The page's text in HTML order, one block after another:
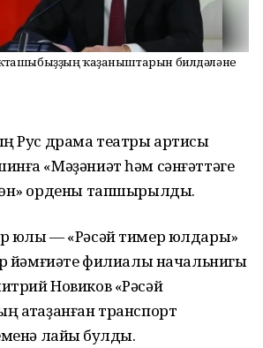
ҡаҙаныштарын билдәләне
Рус драма театры артисы
«Мәҙәниәт һәм сәнғәттәге
ордены тапшырылды.
юлы — «Рәсәй тимер юлдары»
йәмғиәте филиалы начальнигы
Новиков «Рәсәй
атҡаҙанған транспорт
лайыҡ булды.